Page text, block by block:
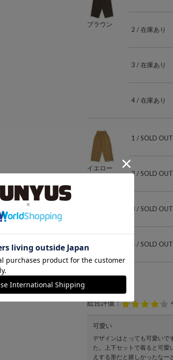
ブラウン
2 / 在庫あり
3 / 在庫あり
4 / 在庫あり
イエロー
1 / SOLD OUT
2 / SOLD OUT
3 / SOLD OUT
4 / SOLD OUT
総合評価：
可愛い
デザインはとっても可愛いで
た。上下セットで着ると可愛
えする形だと嬉しかったなー